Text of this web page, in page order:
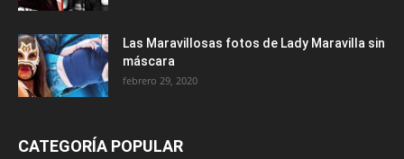
Las Maravillosas fotos de Lady Maravilla sin
máscara
febrero 29, 2020
CATEGORÍA POPULAR